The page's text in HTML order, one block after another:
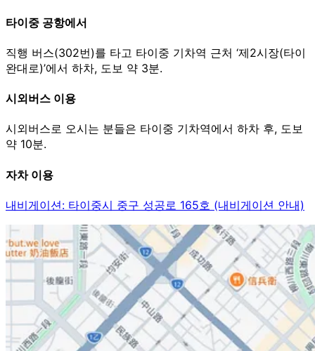
타이중 공항에서
직행 버스(302번)를 타고 타이중 기차역 근처 ‘제2시장(타이
완대로)’에서 하차, 도보 약 3분.
시외버스 이용
시외버스로 오시는 분들은 타이중 기차역에서 하차 후, 도보
약 10분.
자차 이용
내비게이션: 타이중시 중구 성공로 165호 (내비게이션 안내)